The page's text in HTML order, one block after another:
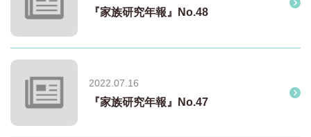
『家族研究年報』No.48
2022.07.16
『家族研究年報』No.47